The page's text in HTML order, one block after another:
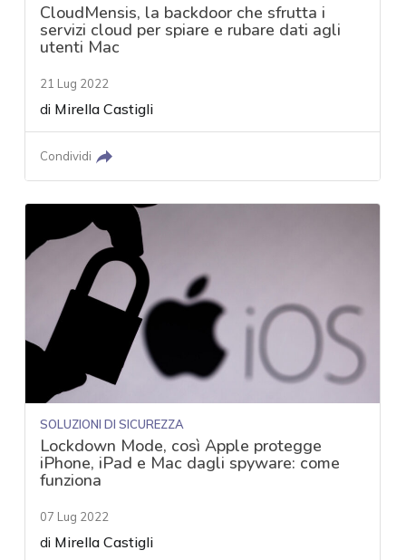
CloudMensis, la backdoor che sfrutta i
servizi cloud per spiare e rubare dati agli
utenti Mac
21 Lug 2022
di Mirella Castigli
Condividi
SOLUZIONI DI SICUREZZA
Lockdown Mode, così Apple protegge
iPhone, iPad e Mac dagli spyware: come
funziona
07 Lug 2022
di Mirella Castigli